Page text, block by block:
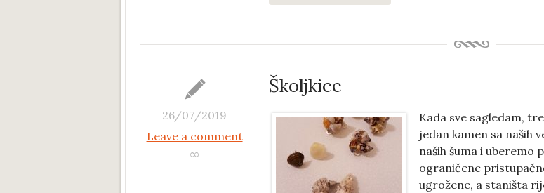
26/07/2019
Leave a comment
∞
Školjkice
Kada sve sagledam,
jedan kamen sa naših
naših šuma i uberemo
ograničene
ugrožene, a staništa